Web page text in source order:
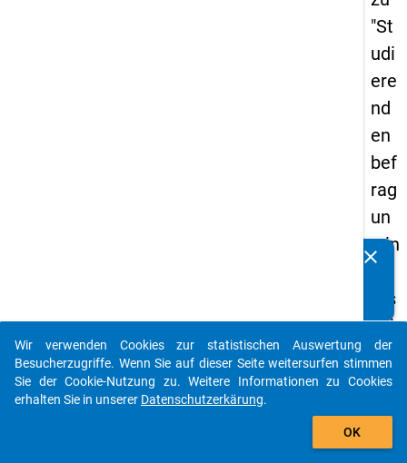
"St
udi
ere
nd
en
bef
rag
un
g in
uts
chl
an
d
clear
auto_stories
add_shopping_cart
Wir verwenden Cookies zur statistischen Auswertung der
Besucherzugriffe. Wenn Sie auf dieser Seite weitersurfen stimmen
Sie der Cookie-Nutzung zu. Weitere Informationen zu Cookies
erhalten Sie in unserer Datenschutzerkärung.
OK